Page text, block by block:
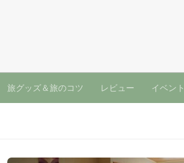
旅グッズ＆旅のコツ レビュー イベント